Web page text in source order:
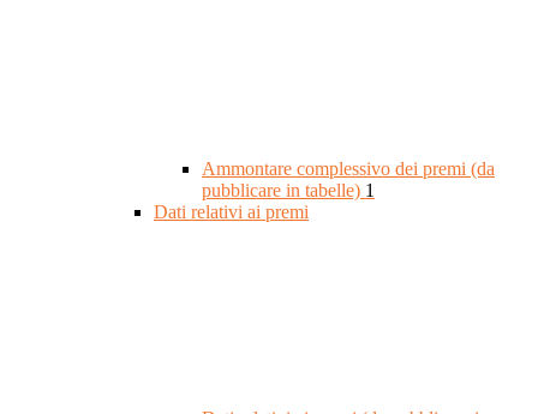
Ammontare complessivo dei premi (da
pubblicare in tabelle) 1
Dati relativi ai premi